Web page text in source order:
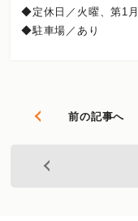
◆定休日／火曜、第1
◆駐車場／あり
前の記事へ